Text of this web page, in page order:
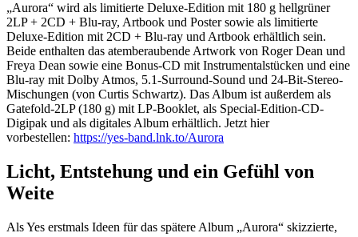
„Aurora“ wird als limitierte Deluxe-Edition mit 180 g hellgrüner
2LP + 2CD + Blu-ray, Artbook und Poster sowie als limitierte
Deluxe-Edition mit 2CD + Blu-ray und Artbook erhältlich sein.
Beide enthalten das atemberaubende Artwork von Roger Dean und
Freya Dean sowie eine Bonus-CD mit Instrumentalstücken und eine
Blu-ray mit Dolby Atmos, 5.1-Surround-Sound und 24-Bit-Stereo-
Mischungen (von Curtis Schwartz). Das Album ist außerdem als
Gatefold-2LP (180 g) mit LP-Booklet, als Special-Edition-CD-
Digipak und als digitales Album erhältlich. Jetzt hier
vorbestellen: https://yes-band.lnk.to/Aurora
Licht, Entstehung und ein Gefühl von
Weite
Als Yes erstmals Ideen für das spätere Album „Aurora“ skizzierte,